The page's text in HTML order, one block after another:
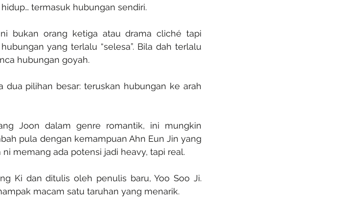
termasuk hubungan sendiri.
bukan orang ketiga atau drama cliché tapi
yang terlalu “selesa”. Bila dah terlalu
hubungan goyah.
dua pilihan besar: teruskan hubungan ke arah
Joon dalam genre romantik, ini mungkin
pula dengan kemampuan Ahn Eun Jin yang
memang ada potensi jadi heavy, tapi real.
Ki dan ditulis oleh penulis baru, Yoo Soo Ji.
macam satu taruhan yang menarik.